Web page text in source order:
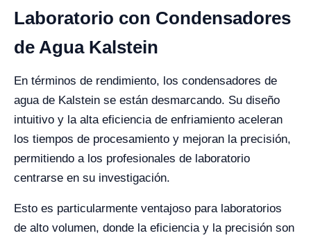
Laboratorio con Condensadores
de Agua Kalstein
En términos de rendimiento, los condensadores de
agua de Kalstein se están desmarcando. Su diseño
intuitivo y la alta eficiencia de enfriamiento aceleran
los tiempos de procesamiento y mejoran la precisión,
permitiendo a los profesionales de laboratorio
centrarse en su investigación.
Esto es particularmente ventajoso para laboratorios
de alto volumen, donde la eficiencia y la precisión son